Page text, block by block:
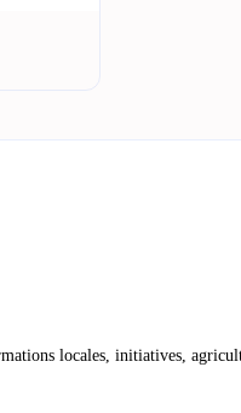
Miss
dans le
locales, initiatives,